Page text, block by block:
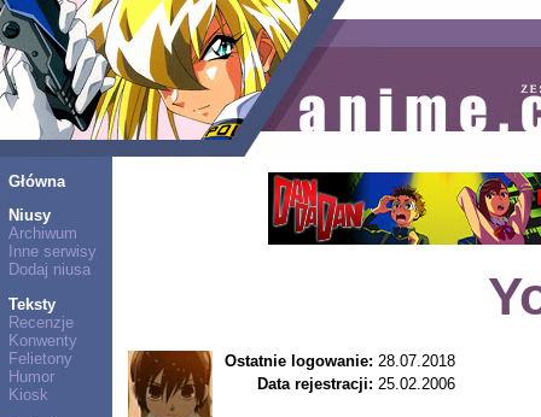
Główna
Niusy
Archiwum
Inne serwisy
Dodaj niusa
Teksty
Recenzje
Konwenty
Felietony
Humor
Kiosk
Ostatnie logowanie: 28.07.2018
Data rejestracji: 25.02.2006